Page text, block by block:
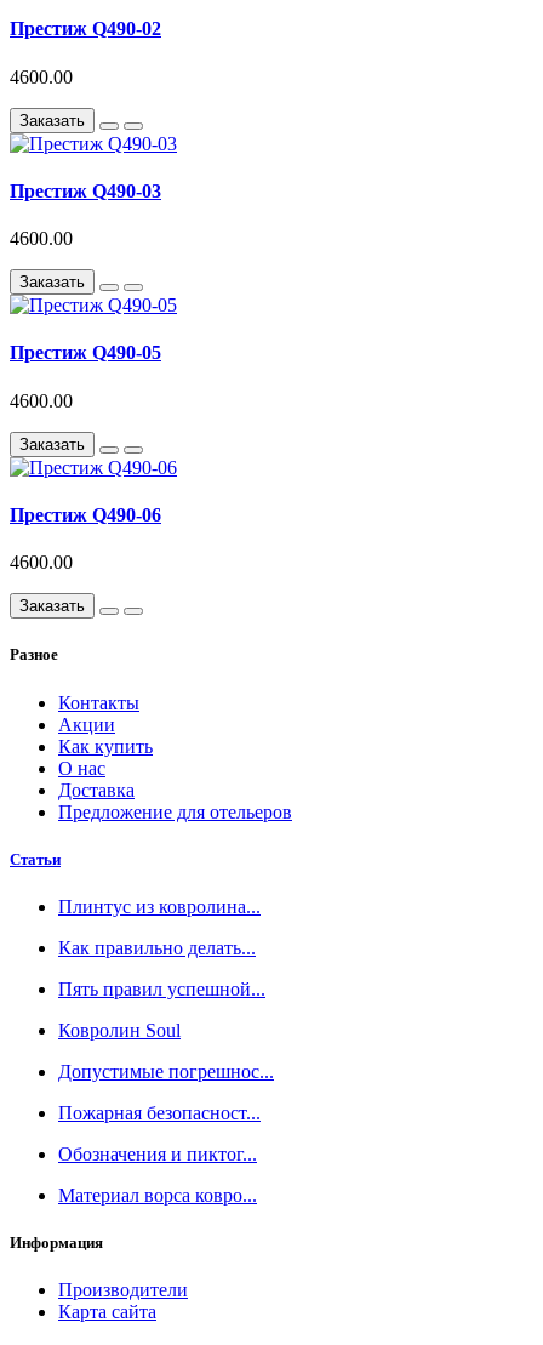
Престиж Q490-02
4600.00
Заказать
Престиж Q490-03
4600.00
Заказать
Престиж Q490-05
4600.00
Заказать
Престиж Q490-06
4600.00
Заказать
Разное
Контакты
Акции
Как купить
О нас
Доставка
Предложение для отельеров
Статьи
Плинтус из ковролина...
Как правильно делать...
Пять правил успешной...
Ковролин Soul
Допустимые погрешнос...
Пожарная безопасност...
Обозначения и пиктог...
Материал ворса ковро...
Информация
Производители
Карта сайта